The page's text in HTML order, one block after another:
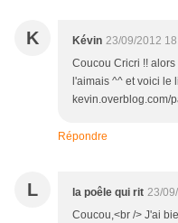
K Kévin 23/09/2012
Coucou Cricri !!
l'aimais ^^ et voici le
kevin.overblog.com/
Répondre
L la poêle qui rit 23/
Coucou,<br /> J'ai